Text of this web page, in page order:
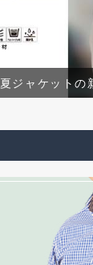
夏ジャケットの